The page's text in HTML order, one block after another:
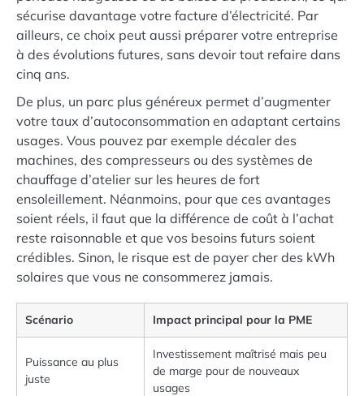
sécurise davantage votre facture d’électricité. Par
ailleurs, ce choix peut aussi préparer votre entreprise
à des évolutions futures, sans devoir tout refaire dans
cinq ans.
De plus, un parc plus généreux permet d’augmenter
votre taux d’autoconsommation en adaptant certains
usages. Vous pouvez par exemple décaler des
machines, des compresseurs ou des systèmes de
chauffage d’atelier sur les heures de fort
ensoleillement. Néanmoins, pour que ces avantages
soient réels, il faut que la différence de coût à l’achat
reste raisonnable et que vos besoins futurs soient
crédibles. Sinon, le risque est de payer cher des kWh
solaires que vous ne consommerez jamais.
Scénario Impact principal pour la PME
Puissance au plus
juste
Investissement maîtrisé mais peu
de marge pour de nouveaux
usages